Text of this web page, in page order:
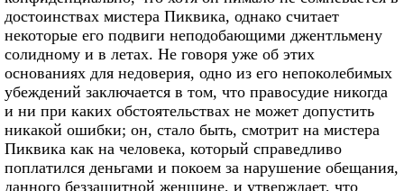
достоинствах мистера Пиквика, однако считает
некоторые его подвиги неподобающими джентльмену
солидному и в летах. Не говоря уже об этих
основаниях для недоверия, одно из его непоколебимых
убеждений заключается в том, что правосудие никогда
и ни при каких обстоятельствах не может допустить
никакой ошибки; он, стало быть, смотрит на мистера
Пиквика как на человека, который справедливо
поплатился деньгами и покоем за нарушение обещания,
данного беззащитной женщине, и утверждает, что